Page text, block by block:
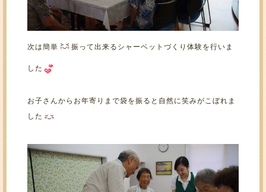
次は簡単 振って出来るシャーベットづくり体験を行いま
した
お子さんからお年寄りまで袋を振ると自然に笑みがこぼれま
した